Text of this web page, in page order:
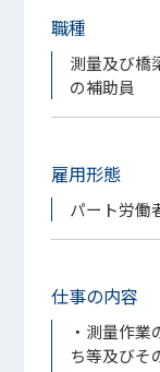
職種
測量及び橋
の補助員
雇用形態
パート労働
仕事の内容
・測量作
ち等及びそ